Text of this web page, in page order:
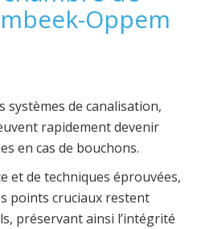
Oppem
de canalisation,
rapidement devenir
en cas de bouchons.
et de techniques éprouvées,
points cruciaux restent
préservant ainsi l’intégrité